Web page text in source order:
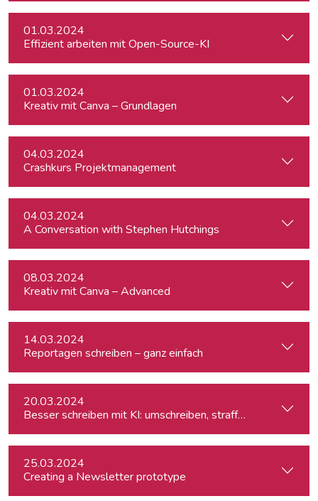
01.03.2024
Effizient arbeiten mit Open-Source-KI
01.03.2024
Kreativ mit Canva – Grundlagen
04.03.2024
Crashkurs Projektmanagement
04.03.2024
A Conversation with Stephen Hutchings
08.03.2024
Kreativ mit Canva – Advanced
14.03.2024
Reportagen schreiben – ganz einfach
20.03.2024
Besser schreiben mit KI: umschreiben, straffen, redigieren
25.03.2024
Creating a Newsletter prototype